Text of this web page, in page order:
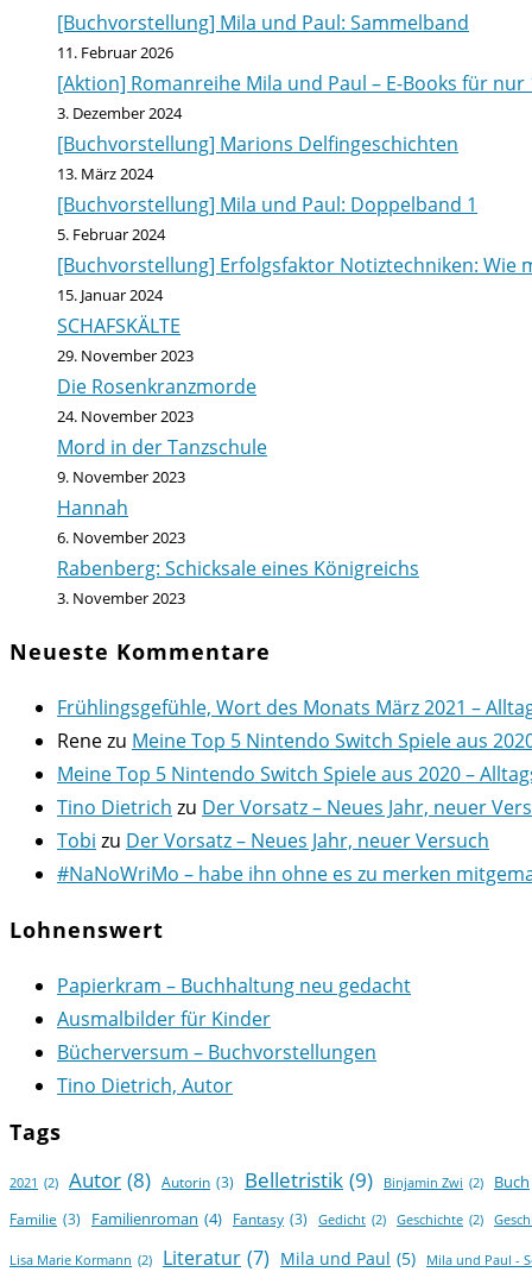
[Buchvorstellung] Mila und Paul: Sammelband
11. Februar 2026
[Aktion] Romanreihe Mila und Paul – E-Books für nur
3. Dezember 2024
[Buchvorstellung] Marions Delfingeschichten
13. März 2024
[Buchvorstellung] Mila und Paul: Doppelband 1
5. Februar 2024
[Buchvorstellung] Erfolgsfaktor Notiztechniken:
15. Januar 2024
SCHAFSKÄLTE
29. November 2023
Die Rosenkranzmorde
24. November 2023
Mord in der Tanzschule
9. November 2023
Hannah
6. November 2023
Rabenberg: Schicksale eines Königreichs
3. November 2023
Neueste Kommentare
Frühlingsgefühle, Wort des Monats März 2021 –
Renezu Meine Top 5 Nintendo Switch Spiele aus
Meine Top 5 Nintendo Switch Spiele aus 2020 –
Tino Dietrich zu Der Vorsatz – Neues Jahr, neuer
Tobi zu Der Vorsatz – Neues Jahr, neuer Versuch
#NaNoWriMo – habe ihn ohne es zu merken
Lohnenswert
Papierkram – Buchhaltung neu gedacht
Ausmalbilder für Kinder
Bücherversum – Buchvorstellungen
Tino Dietrich, Autor
Tags
2021 (2) Autor (8) Autorin (3) Belletristik (9) Binjamin Zwi (2) Buch
Familie (3) Familienroman (4) Fantasy (3) Gedicht (2) Geschichte (2)
Lisa Marie Kormann (2) Literatur (7) Mila und Paul (5) Mila und Paul -